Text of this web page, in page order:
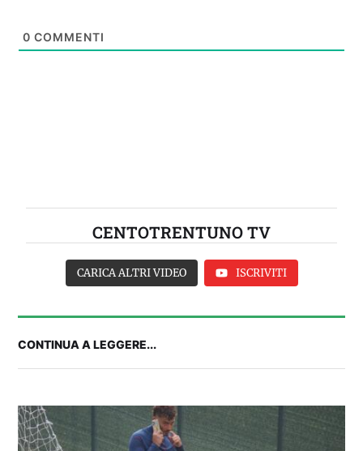
0 COMMENTI
CENTOTRENTUNO TV
CARICA ALTRI VIDEO ISCRIVITI
CONTINUA A LEGGERE...